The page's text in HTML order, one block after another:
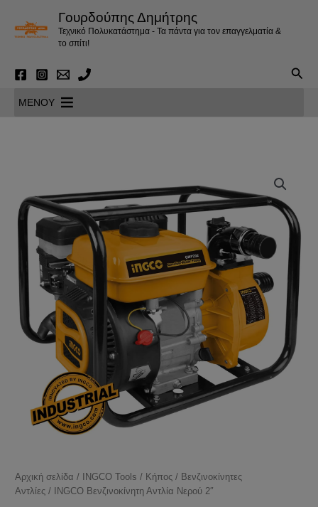
περιεχόμενο
Γουρδούπης Δημήτρης
Τεχνικό Πολυκατάστημα - Τα πάντα για τον επαγγελματία &
το σπίτι!
MENOY
Αρχική σελίδα / INGCO Tools / Κήπος / Βενζινοκίνητες
Αντλίες / INGCO Βενζινοκίνητη Αντλία Νερού 2″